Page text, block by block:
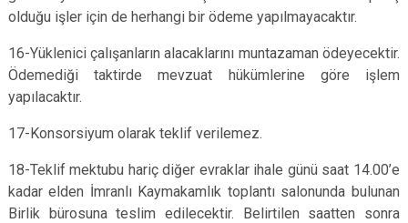
olduğu işler için de herhangi bir ödeme yapılmayacaktır.
16-Yüklenici çalışanların alacaklarını muntazaman ödeyecektir.
Ödemediği taktirde mevzuat hükümlerine göre işlem
yapılacaktır.
17-Konsorsiyum olarak teklif verilemez.
18-Teklif mektubu hariç diğer evraklar ihale günü saat 14.00’e
kadar elden İmranlı Kaymakamlık toplantı salonunda bulunan
Birlik bürosuna teslim edilecektir. Belirtilen saatten sonra